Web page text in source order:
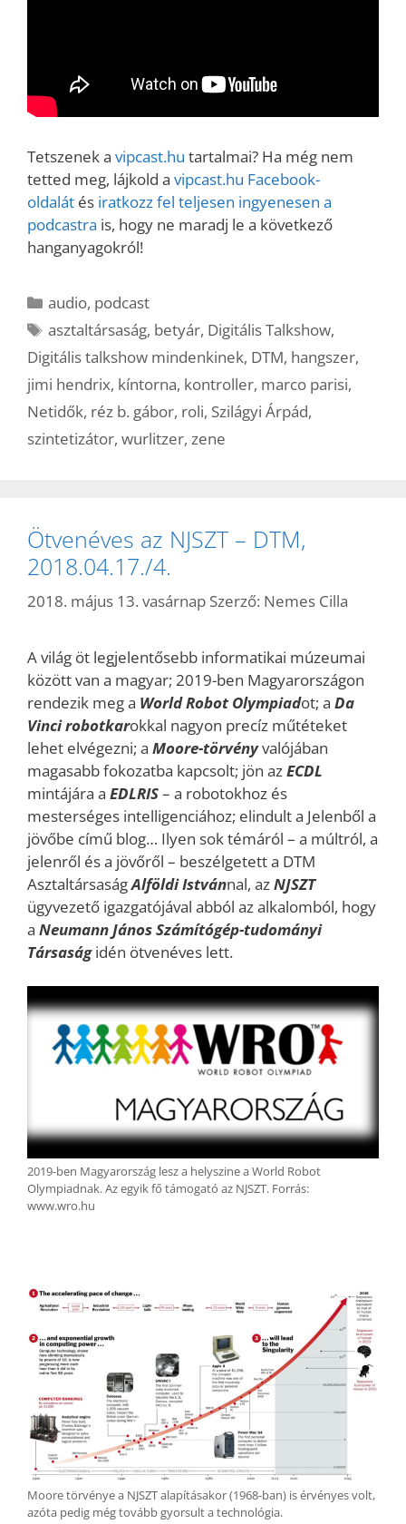
Tetszenek a vipcast.hu tartalmai? Ha még nem
tetted meg, lájkold a vipcast.hu Facebook-
oldalát és iratkozz fel teljesen ingyenesen a
podcastra is, hogy ne maradj le a következő
hanganyagokról!
Kategória
audio, podcast
Címkék
asztaltársaság, betyár, Digitális Talkshow,
Digitális talkshow mindenkinek, DTM, hangszer,
jimi hendrix, kíntorna, kontroller, marco parisi,
Netidők, réz b. gábor, roli, Szilágyi Árpád,
szintetizátor, wurlitzer, zene
Ötvenéves az NJSZT – DTM,
2018.04.17./4.
2018. május 13. vasárnap Szerző: Nemes Cilla
A világ öt legjelentősebb informatikai múzeumai
között van a magyar; 2019-ben Magyarországon
rendezik meg a World Robot Olympiadot; a Da
Vinci robotkarokkal nagyon precíz műtéteket
lehet elvégezni; a Moore-törvényvalójában
magasabb fokozatba kapcsolt; jön azECDL
mintájára a EDLRIS– a robotokhoz és
mesterséges intelligenciához; elindult a Jelenből a
jövőbe című blog… Ilyen sok témáról – a múltról, a
jelenről és a jövőről – beszélgetett a DTM
AsztaltársaságAlföldi Istvánnal, azNJSZT
ügyvezető igazgatójával abból az alkalomból, hogy
a Neumann János Számítógép-tudományi
Társaságidén ötvenéves lett.
2019-ben Magyarország lesz a helyszine a World Robot
Olympiadnak. Az egyik fő támogató az NJSZT. Forrás:
www.wro.hu
Moore törvénye a NJSZT alapításakor (1968-ban) is érvényes volt,
azóta pedig még tovább gyorsult a technológia.